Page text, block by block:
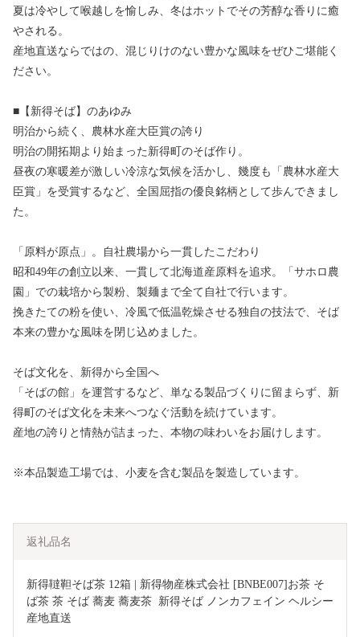
夏は冷やして喉越しを愉しみ、冬はホットでその芳醇な香りに癒
やされる。
産地直送ならではの、混じりけのない豊かな風味をぜひご堪能く
ださい。
■【新得そば】のあゆみ
明治から続く、農林水産大臣賞の誇り
明治の開拓期より始まった新得町のそば作り。
昼夜の寒暖差が激しい冷涼な気候を活かし、幾度も「農林水産大
臣賞」を受賞するなど、全国屈指の優良銘柄として歩んできまし
た。
「原料が原点」。自社農場から一貫したこだわり
昭和49年の創立以来、一貫して北海道産原料を追求。「サホロ農
園」での栽培から製粉、製麺まで全て自社で行います。
挽きたての粉を使い、冷風で低温乾燥させる独自の技法で、そば
本来の豊かな風味を閉じ込めました。
そば文化を、新得から全国へ
「そばの館」を運営するなど、単なる製品づくりに留まらず、新
得町のそば文化を未来へつなぐ活動を続けています。
産地の誇りと情熱が詰まった、本物の味わいをお届けします。
※本品製造工場では、小麦を含む製品を製造しています。
返礼品名
新得韃靼そば茶 12箱 | 新得物産株式会社 [BNBE007]お茶 そ
ば茶 茶 そば 蕎麦 蕎麦茶  新得そば ノンカフェイン ヘルシー
産地直送